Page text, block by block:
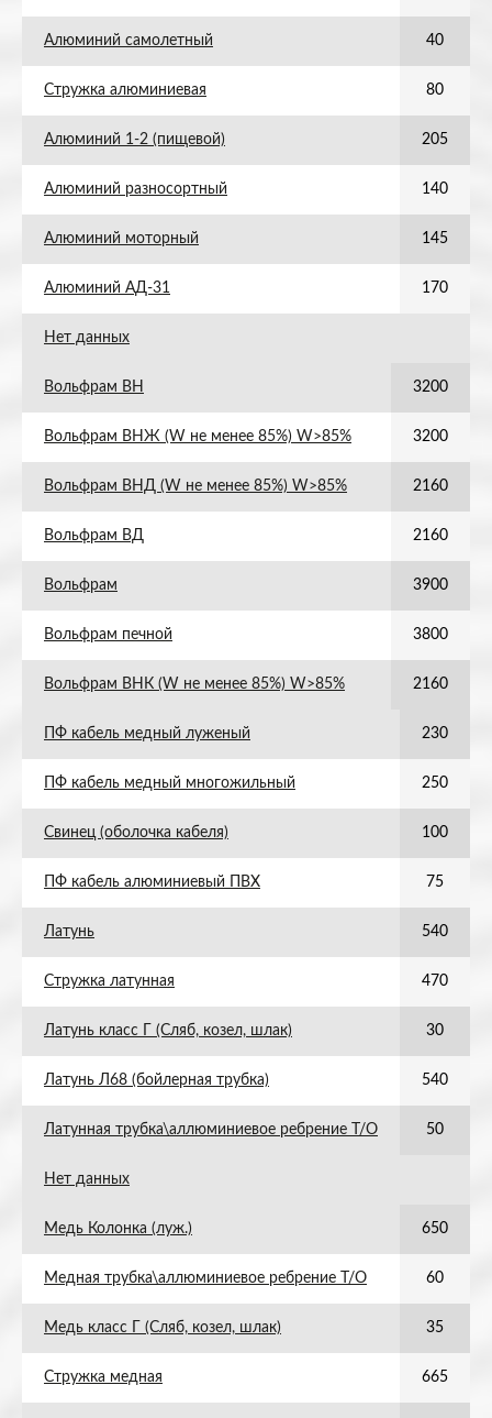
Алюминий самолетный 40
Стружка алюминиевая 80
Алюминий 1-2 (пищевой) 205
Алюминий разносортный 140
Алюминий моторный 145
Алюминий АД-31 170
Нет данных
Вольфрам ВН 3200
Вольфрам ВНЖ (W не менее 85%) W>85% 3200
Вольфрам ВНД (W не менее 85%) W>85% 2160
Вольфрам ВД 2160
Вольфрам 3900
Вольфрам печной 3800
Вольфрам ВНК (W не менее 85%) W>85% 2160
ПФ кабель медный луженый 230
ПФ кабель медный многожильный 250
Свинец (оболочка кабеля) 100
ПФ кабель алюминиевый ПВХ 75
Латунь 540
Стружка латунная 470
Латунь класс Г (Сляб, козел, шлак) 30
Латунь Л68 (бойлерная трубка) 540
Латунная трубка\аллюминиевое ребрение Т/О 50
Нет данных
Медь Колонка (луж.) 650
Медная трубка\аллюминиевое ребрение Т/О 60
Медь класс Г (Сляб, козел, шлак) 35
Стружка медная 665